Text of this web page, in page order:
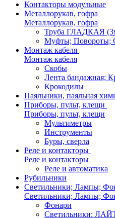
Контакторы модульные
Металлорукав, гофра
Металлорукав, гофра
Труба ГЛАДКАЯ
Муфты; Повороты;
Монтаж кабеля
Монтаж кабеля
Скобы
Лента бандажная;
Крокодилы
Паяльники, паяльная
Приборы, пульт, клещи
Приборы, пульт, клещи
Мультиметры
Инструменты
Буры, сверла
Реле и контакторы
Реле и контакторы
Реле и автоматика
Рубильники
Светильники; Лампы;
Светильники; Лампы;
Фонари
Светильники: